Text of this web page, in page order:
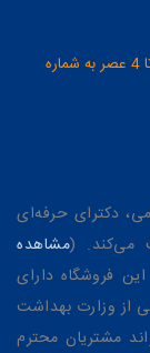
تماس تلفنی در روزهای شنبه تا پنج شنبه از 8 صبح تا 4 عصر به شماره
دکترای حرفه‌ای
مشاهده
فروشگاه دارای
از وزارت بهداشت
مشتریان محترم